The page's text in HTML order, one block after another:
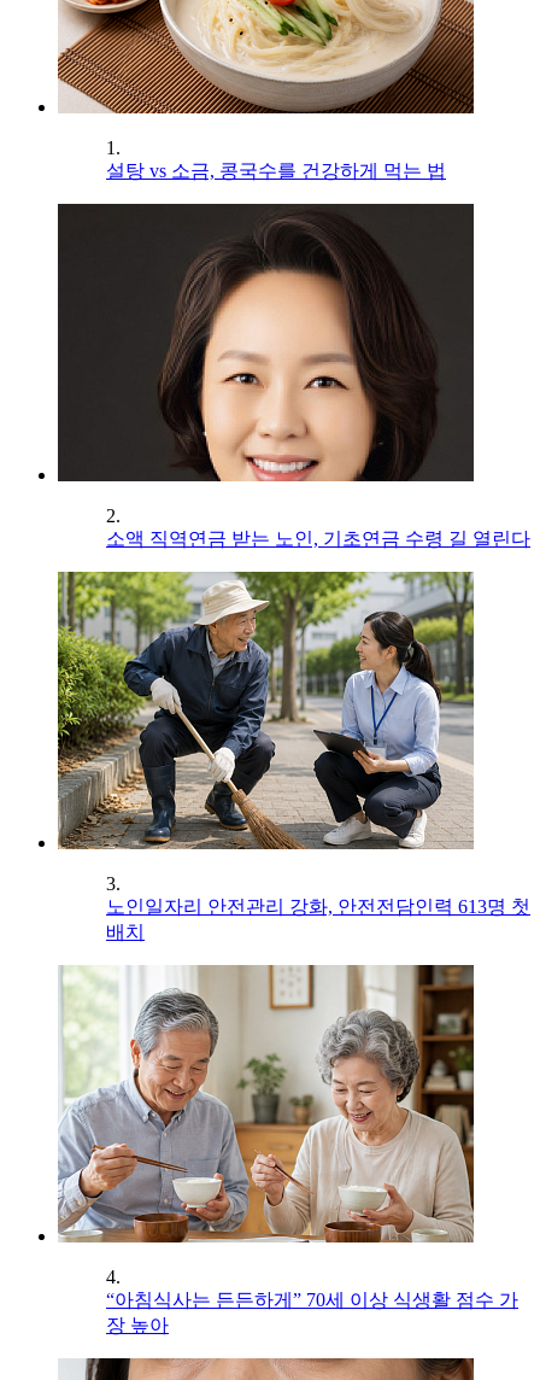
1.
설탕 vs 소금, 콩국수를 건강하게 먹는 법
2.
소액 직역연금 받는 노인, 기초연금 수령 길 열린다
3.
노인일자리 안전관리 강화, 안전전담인력 613명 첫
배치
4.
“아침식사는 든든하게” 70세 이상 식생활 점수 가
장 높아